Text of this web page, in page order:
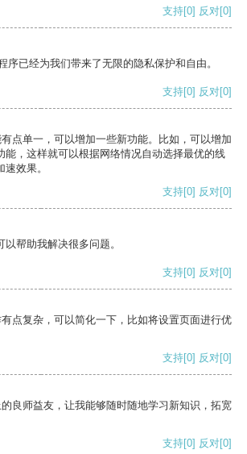
支持[0] 反对[0]
序已经为我们带来了无限的隐私保护和自由。
支持[0] 反对[0]
点单一，可以增加一些新功能。比如，可以增加
能，这样就可以根据网络情况自动选择最优的线
效果。
支持[0] 反对[0]
帮助我解决很多问题。
支持[0] 反对[0]
点复杂，可以简化一下，比如将设置页面进行优
支持[0] 反对[0]
良师益友，让我能够随时随地学习新知识，拓宽
支持[0] 反对[0]